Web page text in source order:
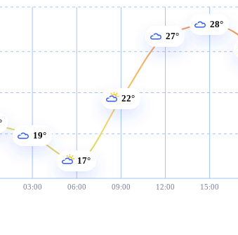
03:00 06:00 09:00 12:00 15:00
19°
17°
22°
27°
28°